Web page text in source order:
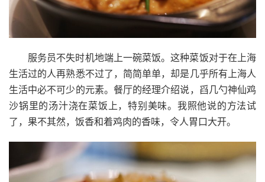
服务员不失时机地端上一碗菜饭。这种菜饭对于在上海
生活过的人再熟悉不过了，简简单单，却是几乎所有上海人
生活中必不可少的元素。餐厅的经理介绍说，舀几勺神仙鸡
沙锅里的汤汁浇在菜饭上，特别美味。我照他说的方法试
了，果不其然，饭香和着鸡肉的香味，令人胃口大开。